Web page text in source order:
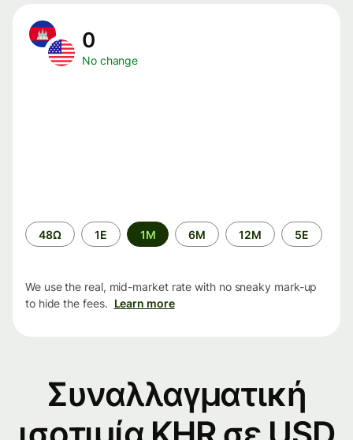
0
No change
Time
period
48Ω 1Ε 1M 6M 12M 5Ε
We use the real, mid-market rate with no sneaky mark-up
to hide the fees. Learn more
Συναλλαγματική